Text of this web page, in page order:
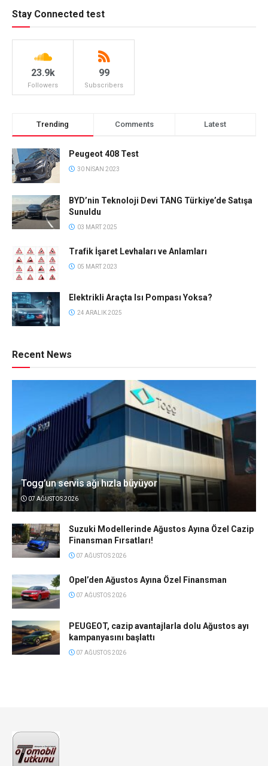
Stay Connected test
23.9k
Followers
99
Subscribers
Trending Comments Latest
Peugeot 408 Test
30 NISAN 2023
BYD’nin Teknoloji Devi TANG Türkiye’de Satışa
Sunuldu
03 MART 2025
Trafik İşaret Levhaları ve Anlamları
05 MART 2023
Elektrikli Araçta Isı Pompası Yoksa?
24 ARALIK 2025
Recent News
Togg’un servis ağı hızla büyüyor
07 AĞUSTOS 2026
Suzuki Modellerinde Ağustos Ayına Özel Cazip
Finansman Fırsatları!
07 AĞUSTOS 2026
Opel’den Ağustos Ayına Özel Finansman
07 AĞUSTOS 2026
PEUGEOT, cazip avantajlarla dolu Ağustos ayı
kampanyasını başlattı
07 AĞUSTOS 2026